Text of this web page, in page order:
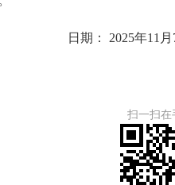
日期： 2025年11 月
扫一扫在